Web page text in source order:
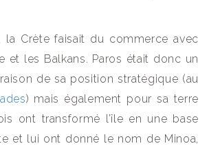
la Crète faisait du commerce avec
et les Balkans. Paros était donc un
de sa position stratégique (au
) mais également pour sa terre
ont transformé l’île en une base
et lui ont donné le nom de Minoa,